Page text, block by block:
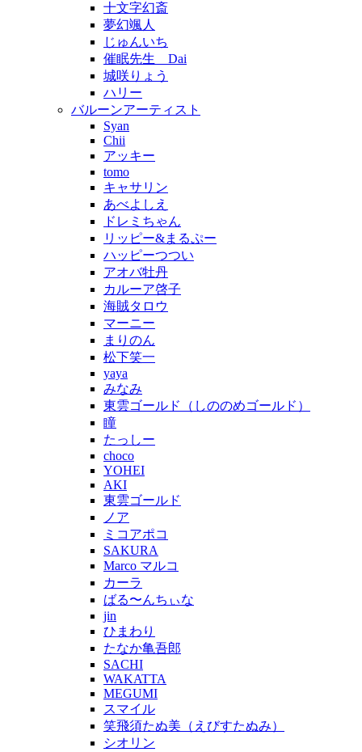
十文字幻斎
夢幻颯人
じゅんいち
催眠先生 Dai
城咲りょう
ハリー
バルーンアーティスト
Syan
Chii
アッキー
tomo
キャサリン
あべよしえ
ドレミちゃん
リッピー&まるぷー
ハッピーつつい
アオバ牡丹
カルーア啓子
海賊タロウ
マーニー
まりのん
松下笑一
yaya
みなみ
東雲ゴールド（しののめゴールド）
瞳
たっしー
choco
YOHEI
AKI
東雲ゴールド
ノア
ミコアポコ
SAKURA
Marco マルコ
カーラ
ばる〜んちぃな
jin
ひまわり
たなか亀吾郎
SACHI
WAKATTA
MEGUMI
スマイル
笑飛須たぬ美（えびすたぬみ）
シオリン